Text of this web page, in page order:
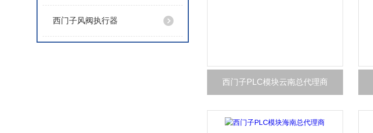
西门子风阀执行器
西门子PLC模块云南总代理商